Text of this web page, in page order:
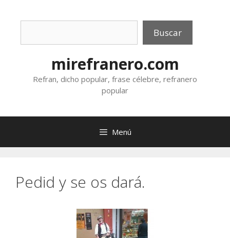
Buscar
mirefranero.com
Refran, dicho popular, frase célebre, refranero
popular
Menú
Pedid y se os dará.